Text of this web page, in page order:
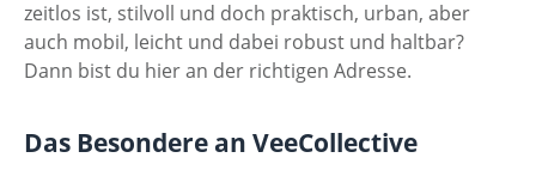
zeitlos ist, stilvoll und doch praktisch, urban, aber
auch mobil, leicht und dabei robust und haltbar?
Dann bist du hier an der richtigen Adresse.
Das Besondere an VeeCollective